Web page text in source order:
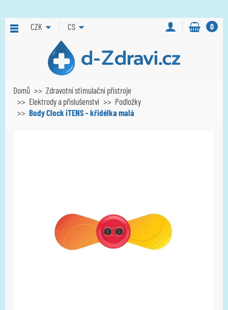
CZK CS 0
Domů
Zdravotní stimulační přístroje
Elektrody a příslušenství
Podložky
Body Clock iTENS - křidélka malá